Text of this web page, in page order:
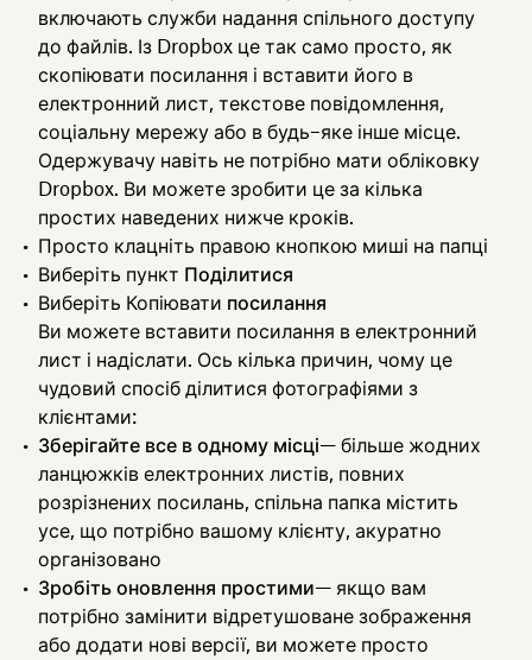
включають служби надання спільного доступу
до файлів. Із Dropbox це так само просто, як
скопіювати посилання і вставити його в
електронний лист, текстове повідомлення,
соціальну мережу або в будь–яке інше місце.
Одержувачу навіть не потрібно мати обліковку
Dropbox. Ви можете зробити це за кілька
простих наведених нижче кроків.
Просто клацніть правою кнопкою миші на папці
Виберіть пункт Поділитися
Виберіть Копіювати посилання
Ви можете вставити посилання в електронний
лист і надіслати. Ось кілька причин, чому це
чудовий спосіб ділитися фотографіями з
клієнтами:
Зберігайте все в одному місці— більше жодних
ланцюжків електронних листів, повних
розрізнених посилань, спільна папка містить
усе, що потрібно вашому клієнту, акуратно
організовано
Зробіть оновлення простими— якщо вам
потрібно замінити відретушоване зображення
або додати нові версії, ви можете просто